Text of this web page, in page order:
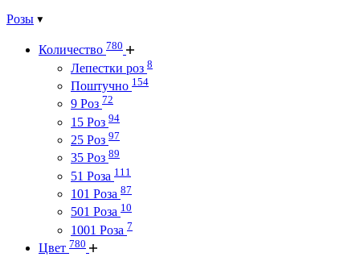
Розы
Количество 780
Лепестки роз 8
Поштучно 154
9 Роз 72
15 Роз 94
25 Роз 97
35 Роз 89
51 Роза 111
101 Роза 87
501 Роза 10
1001 Роза 7
Цвет 780